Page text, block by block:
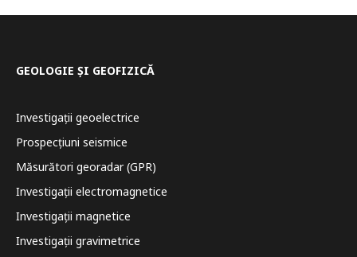
GEOLOGIE ȘI GEOFIZICĂ
Investigații geoelectrice
Prospecțiuni seismice
Măsurători georadar (GPR)
Investigații electromagnetice
Investigații magnetice
Investigații gravimetrice